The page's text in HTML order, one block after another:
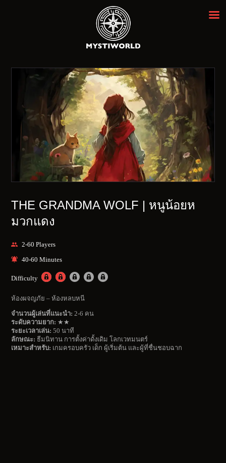
MYSTIWORLD เอสเคป รูม กรุงเทพฯ
ห้องหลบหนีที่ดีที่สุดในกรุงเทพ ★★★★★
ENGLISH
THE GRANDMA WOLF | หนูน้อยห
มวกแดง
2-60 Players
40-60 Minutes
Difficulty
ห้องผจญภัย – ห้องหลบหนี
จำนวนผู้เล่นที่แนะนำ: 2-6 คน
ระดับความยาก: ★★
ระยะเวลาเล่น: 50 นาที
ลักษณะ: ธีมนิทาน การตั้งค่าดั้งเดิม โลกเวทมนตร์
เหมาะสำหรับ: เกมครอบครัว เด็ก ผู้เริ่มต้น และผู้ที่ชื่นชอบฉาก